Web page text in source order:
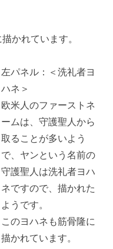
かれています。
左パネル：＜洗礼者ヨ
ハネ＞
欧米人のファーストネ
ームは、守護聖人から
取ることが多いよう
で、ヤンという名前の
守護聖人は洗礼者ヨハ
ネですので、描かれた
ようです。
このヨハネも筋骨隆に
描かれています。